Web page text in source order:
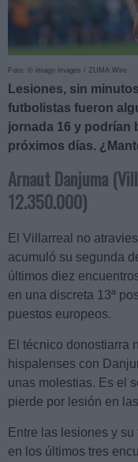
Foto: © imago images / ZUMA Wire
Lesiones, sin
futbolistas fueron
jornada 16 y podrían
próximos días.
Arnaut Danjuma
12.350.000)
El Villarreal no
acumuló su segunda
últimos diez
en una discreta 13ª
puestos europeos.
El técnico donostiarra
hispalenses con
unas molestias. Es el
pierde por lesión en
Entre las lesiones y
en los últimos tres